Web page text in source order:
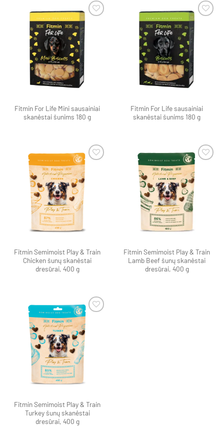
Pamėgti
produktą
Fitmin For Life Mini sausainiai
skanėstai šunims 180 g
Pamėgti
produktą
Fitmin For Life sausainiai
skanėstai šunims 180 g
Pamėgti
produktą
Fitmin Semimoist Play & Train
Chicken šunų skanėstai
dresūrai, 400 g
Pamėgti
produktą
Fitmin Semimoist Play & Train
Lamb Beef šunų skanėstai
dresūrai, 400 g
Pamėgti
produktą
Fitmin Semimoist Play & Train
Turkey šunų skanėstai
dresūrai, 400 g